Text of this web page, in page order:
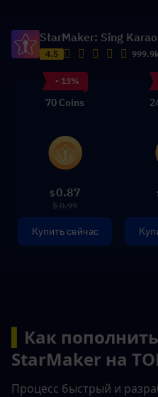
StarMaker: Sing
4.5
- 13%
70 Coins
$ 0.87
$ 0.99
Купить сейчас
Как
StarMaker на
Процесс быстрый и